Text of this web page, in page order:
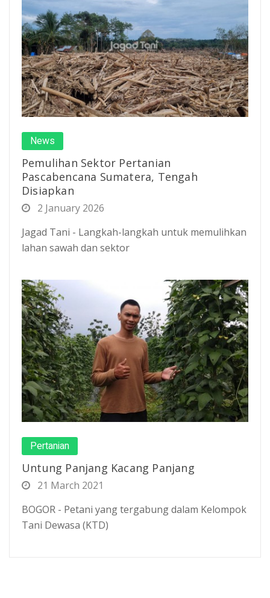
News
Pemulihan Sektor Pertanian
Pascabencana Sumatera, Tengah
Disiapkan
2 January 2026
Jagad Tani - Langkah-langkah untuk memulihkan
lahan sawah dan sektor
Pertanian
Untung Panjang Kacang Panjang
21 March 2021
BOGOR - Petani yang tergabung dalam Kelompok
Tani Dewasa (KTD)